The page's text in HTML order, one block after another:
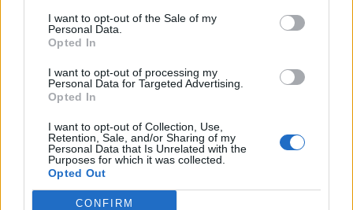
I want to opt-out of the Sale of my
Personal Data.
Opted In
I want to opt-out of processing my
Personal Data for Targeted Advertising.
Opted In
I want to opt-out of Collection, Use,
Retention, Sale, and/or Sharing of my
Personal Data that Is Unrelated with the
Purposes for which it was collected.
Opted Out
CONFIRM
μπορούν να βλέπουν “ποιος μπλοκάρει αυτό το
περιεχόμενο, ποιος κάνει τα στραβά μάτια και
ποιος επωφελείται από αυτό”, κατέληξε ο Σάντσεθ.